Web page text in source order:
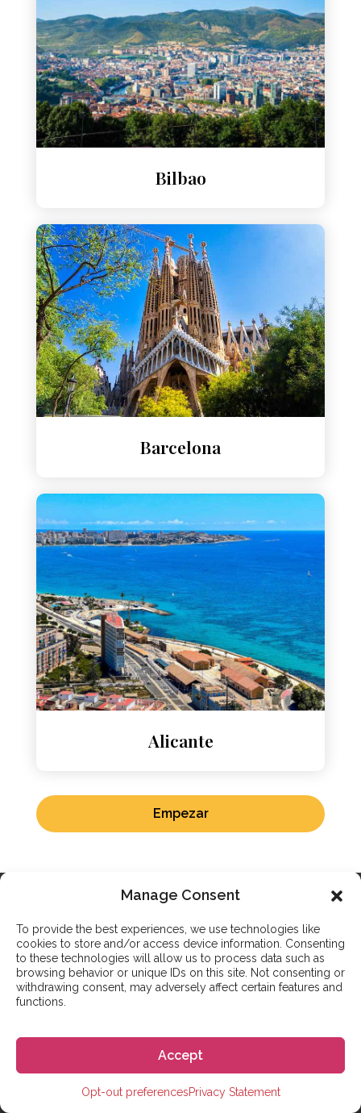
Manage Consent
To provide the best experiences, we use technologies like
cookies to store and/or access device information. Consenting
to these technologies will allow us to process data such as
browsing behavior or unique IDs on this site. Not consenting or
withdrawing consent, may adversely affect certain features and
functions.
Accept
Opt-out preferencesPrivacy Statement
Bilbao
Barcelona
Alicante
Empezar
Estudia en España con Go! Go!
España
de personas de todo el mundo a cumplir sus sueños
de vivir en España. Ya sea que desees estudiar en
España durante solo unas pocas semanas o que
estudies una licenciatura, podemos ayudarte con